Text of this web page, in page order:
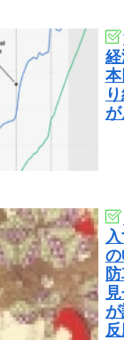
が